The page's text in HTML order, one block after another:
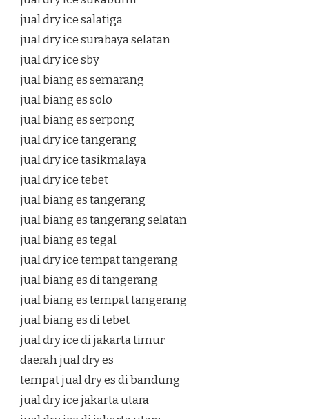
jual dry ice salatiga
jual dry ice surabaya selatan
jual dry ice sby
jual biang es semarang
jual biang es solo
jual biang es serpong
jual dry ice tangerang
jual dry ice tasikmalaya
jual dry ice tebet
jual biang es tangerang
jual biang es tangerang selatan
jual biang es tegal
jual dry ice tempat tangerang
jual biang es di tangerang
jual biang es tempat tangerang
jual biang es di tebet
jual dry ice di jakarta timur
daerah jual dry es
tempat jual dry es di bandung
jual dry ice jakarta utara